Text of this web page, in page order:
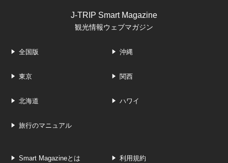
J-TRIP Smart Magazine
観光情報ウェブマガジン
全国版 沖縄
東京 関西
北海道 ハワイ
旅行のマニュアル
Smart Magazineとは 利用規約